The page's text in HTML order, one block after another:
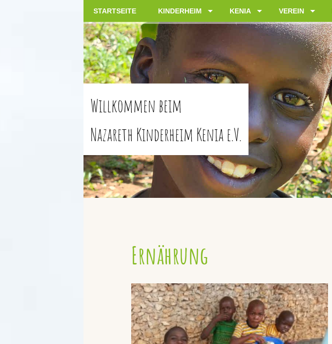
STARTSEITE KINDERHEIM KENIA VEREIN
Kinderheim Kenia e.V.
Ernährung